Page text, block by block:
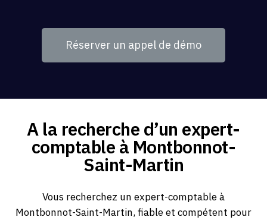
Réserver un appel de démo
A la recherche d’un expert-
comptable à Montbonnot-
Saint-Martin
Vous recherchez un expert-comptable à
Montbonnot-Saint-Martin, fiable et compétent pour